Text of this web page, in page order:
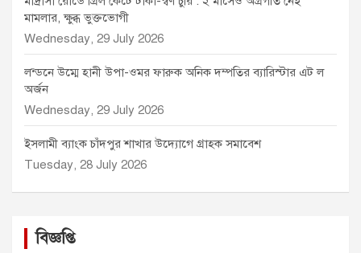
মামলার, ক্ষুব্ধ ভুক্তভোগী
Wednesday, 29 July 2026
লন্ডনে উম্মে হানী উপা-ওমর ফারুক অনিক দম্পতির ব্যারিস্টার এট ল
অর্জন
Wednesday, 29 July 2026
ইসলামী ব্যাংক চাঁদপুর শাখার উদ্যোগে গ্রাহক সমাবেশ
Tuesday, 28 July 2026
বিজ্ঞপ্তি